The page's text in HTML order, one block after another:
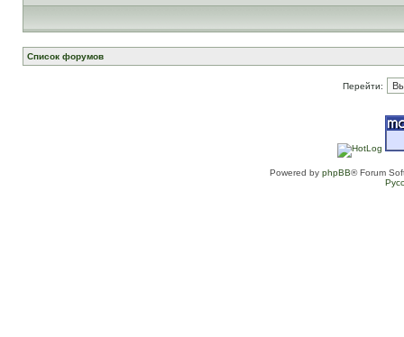
Список форумов
Перейти:
Powered by phpBB® Forum